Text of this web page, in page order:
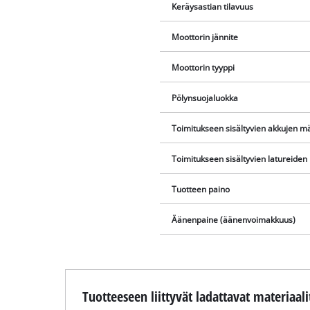
Keräysastian tilavuus
Moottorin jännite
Moottorin tyyppi
Pölynsuojaluokka
Toimitukseen sisältyvien akkujen
Toimitukseen sisältyvien latureiden
Tuotteen paino
Äänenpaine (äänenvoimakkuus)
Tuotteeseen liittyvät ladattavat